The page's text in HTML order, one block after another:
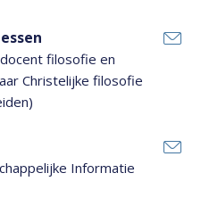
filosofie en
Christelijke filosofie
Informatie